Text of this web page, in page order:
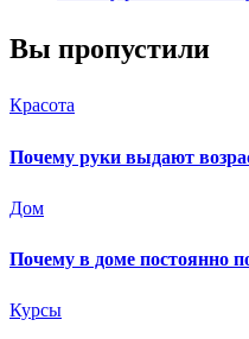
Вы пропустили
Красота
Почему руки выдают
Дом
Почему в доме постоянно
Курсы